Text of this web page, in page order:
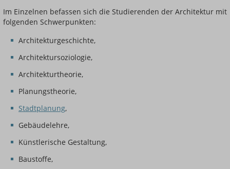
Im Einzelnen befassen sich die Studierenden der Architektur mit
folgenden Schwerpunkten:
Architekturgeschichte,
Architektursoziologie,
Architekturtheorie,
Planungstheorie,
Stadtplanung,
Gebäudelehre,
Künstlerische Gestaltung,
Baustoffe,